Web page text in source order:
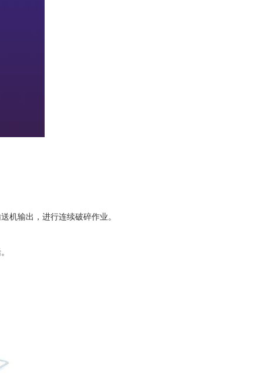
机输出，进行连续破碎作业。